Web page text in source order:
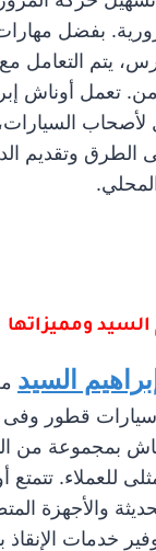
بفضل
يتم التعامل
تعمل أوناش
لأصحاب
الطرق وتقديم
السيد ومميزاتها
السيد
سيارات قطور
بمجموعة من
للعملاء. تتمتع
والأجهزة
خدمات الإنقاذ